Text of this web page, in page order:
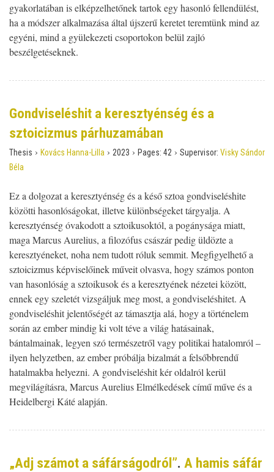
gyakorlatában is elképzelhetőnek tartok egy hasonló fellendülést,
ha a módszer alkalmazása által újszerű keretet teremtünk mind az
egyéni, mind a gyülekezeti csoportokon belül zajló
beszélgetéseknek.
Gondviseléshit a keresztyénség és a
sztoicizmus párhuzamában
Thesis › Kovács Hanna-Lilla › 2023 › Pages: 42 › Supervisor: Visky Sándor
Béla
Ez a dolgozat a keresztyénség és a késő sztoa gondviseléshite
közötti hasonlóságokat, illetve különbségeket tárgyalja. A
keresztyénség óvakodott a sztoikusoktól, a pogánysága miatt,
maga Marcus Aurelius, a filozófus császár pedig üldözte a
keresztyéneket, noha nem tudott róluk semmit. Megfigyelhető a
sztoicizmus képviselőinek műveit olvasva, hogy számos ponton
van hasonlóság a sztoikusok és a keresztyének nézetei között,
ennek egy szeletét vizsgáljuk meg most, a gondviseléshitet. A
gondviseléshit jelentőségét az támasztja alá, hogy a történelem
során az ember mindig ki volt téve a világ hatásainak,
bántalmainak, legyen szó természetről vagy politikai hatalomról –
ilyen helyzetben, az ember próbálja bizalmát a felsőbbrendű
hatalmakba helyezni. A gondviseléshit kér oldalról kerül
megvilágításra, Marcus Aurelius Elmélkedések című műve és a
Heidelbergi Káté alapján.
„Adj számot a sáfárságodról”. A hamis sáfár